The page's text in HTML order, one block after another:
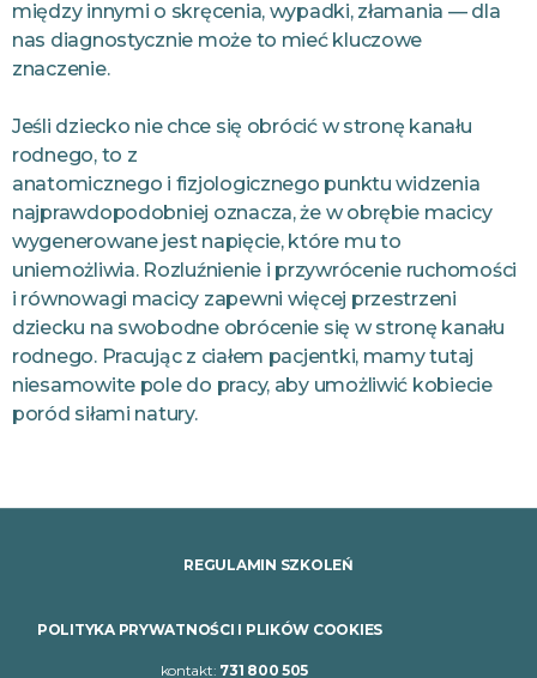
między innymi o skręcenia, wypadki, złamania — dla
nas diagnostycznie może to mieć kluczowe
znaczenie.
Jeśli dziecko nie chce się obrócić w stronę kanału
rodnego, to z
anatomicznego i fizjologicznego punktu widzenia
najprawdopodobniej oznacza, że w obrębie macicy
wygenerowane jest napięcie, które mu to
uniemożliwia. Rozluźnienie i przywrócenie ruchomości
i równowagi macicy zapewni więcej przestrzeni
dziecku na swobodne obrócenie się w stronę kanału
rodnego. Pracując z ciałem pacjentki, mamy tutaj
niesamowite pole do pracy, aby umożliwić kobiecie
poród siłami natury.
REGULAMIN SZKOLEŃ
POLITYKA PRYWATNOŚCI I PLIKÓW COOKIES
kontakt: 731 800 505